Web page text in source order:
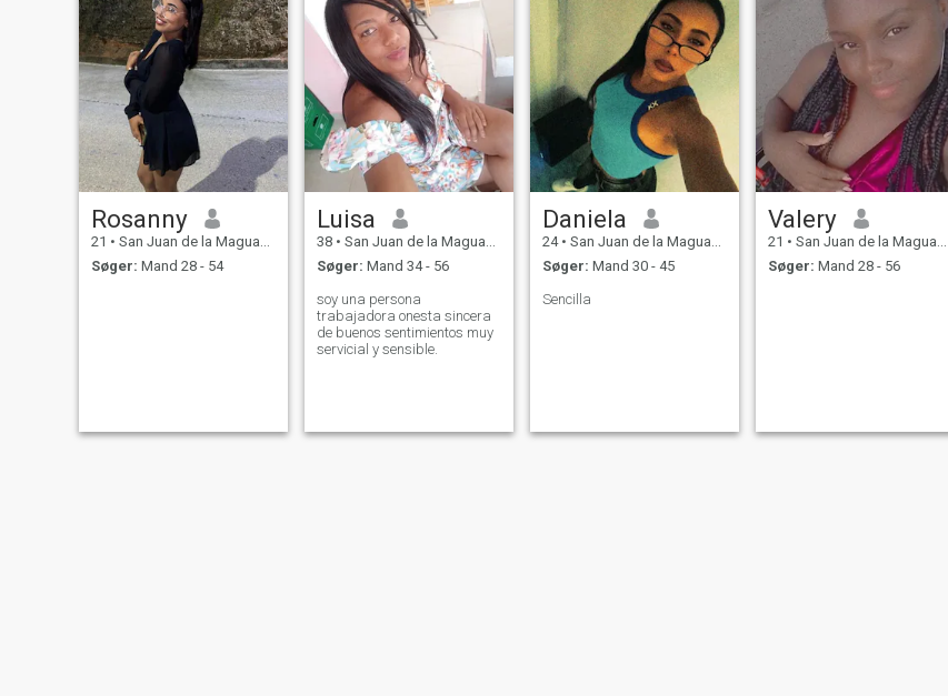
Rosanny
21 • San Juan de la Maguana, San Juan, DR Dominikanske
Søger: Mand 28 - 54
Luisa
38 • San Juan de la Maguana, San Juan, DR Dominikanske
Søger: Mand 34 - 56
soy una persona
trabajadora onesta sincera
de buenos sentimientos muy
servicial y sensible.
Daniela
24 • San Juan de la Maguana, San Juan, DR Dominikanske
Søger: Mand 30 - 45
Sencilla
Valery
21 • San Juan de la Maguana, San Juan, DR Dominikanske
Søger: Mand 28 - 56